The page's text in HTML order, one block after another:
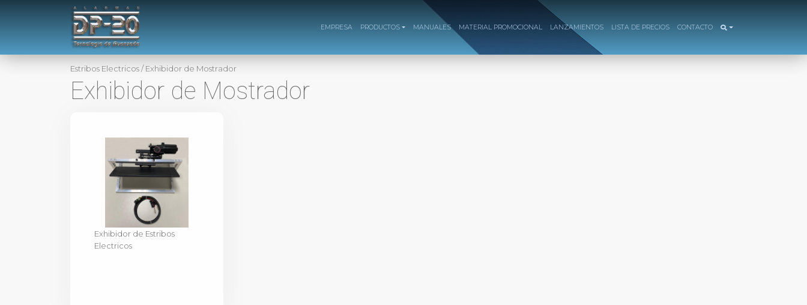
EMPRESA PRODUCTOS MANUALES MATERIAL PROMOCIONAL LANZAMIENTOS LISTA DE PRECIOS CONTACTO
Estribos Electricos/Exhibidor de Mostrador
Exhibidor de Mostrador
Exhibidor de Estribos
Electricos